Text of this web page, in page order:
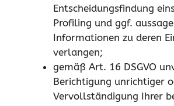
Entscheidungsfindung
Profiling und ggf.
Informationen zu deren
verlangen;
gemäß Art. 16 DSGVO
Berichtigung unrichtiger
Vervollständigung Ihrer